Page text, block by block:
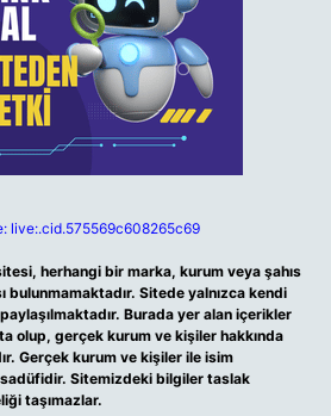
live:.cid.575569c608265c69
herhangi bir marka, kurum veya şahıs
bulunmamaktadır. Sitede yalnızca kendi
paylaşılmaktadır. Burada yer alan içerikler
olup, gerçek kurum ve kişiler hakkında
Gerçek kurum ve kişiler ile isim
Sitemizdeki bilgiler taslak
taşımazlar.